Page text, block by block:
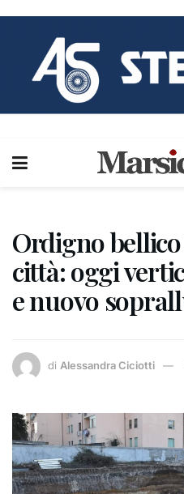
Ordigno
città: oggi
e nuovo
di Alessandra Ciciotti